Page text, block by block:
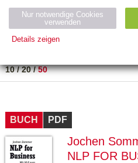
Neuerscheinung
PREIS
10/20/50
BUCH PDF
Jochen
NLP FOR
Nur notwendige Cookies
verwenden
Details zeigen
Name Zweck
ESSION
_ID
verlag.
de
GV_CO
OKIES
gabal-
Speichert den
Domäne.